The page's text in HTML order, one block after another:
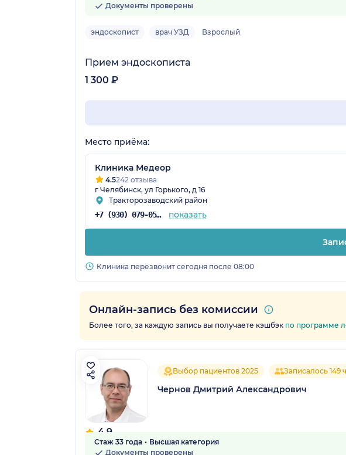
Документы проверены
эндоскопист врач УЗД Взрослый
Прием эндоскописта
1 300 ₽
Место приёма:
Клиника Медеор
4.5242 отзыва
г Челябинск, ул Горького, д 16
Тракторозаводский район
+7 (930) 079-05-43 показать
Клиника перезвонит сегодня после 08:00
Онлайн-запись без комиссии
Более того, за каждую запись вы получаете кэшбэк по программе
4.9
22 отзыва
Выбор пациентов 2025 Записалось 149
Чернов Дмитрий Александрович
Стаж 33 года
Высшая категория
Документы проверены